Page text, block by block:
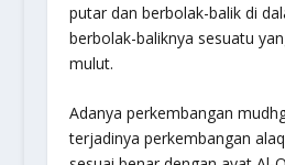
putar dan berbolak-balik di
berbolak-baliknya sesuatu
mulut.
Adanya perkembangan
terjadinya perkembangan